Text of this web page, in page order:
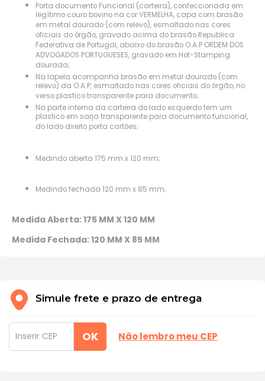
Porta documento Funcional (carteira), confeccionada em
legítimo couro bovino na cor VERMELHA, capa com brasão
em metal dourado (com relevo), esmaltado nas cores
oficiais do órgão, gravado acima do brasão Republica
Federativa de Portugal, abaixo do brasão O.A.P ORDEM DOS
ADVOGADOS PORTUGUESES, gravado em Hot-Stamping
dourada;
Na lapela acompanha brasão em metal dourado (com
relevo) da O.A.P, esmaltado nas cores oficiais do órgão, no
verso plastico transparente para documento;
Na parte interna da carteira do lado esquerdo tem um
plastico em sarja transparente para documento funcional,
do lado direito porta cartões;
Medindo aberta 175 mm x 120 mm;
Medindo fechada 120 mm x 85 mm;
Medida Aberta: 175 MM X 120 MM
Medida Fechada: 120 MM X 85 MM
Simule frete e prazo de entrega
OK Não lembro meu CEP